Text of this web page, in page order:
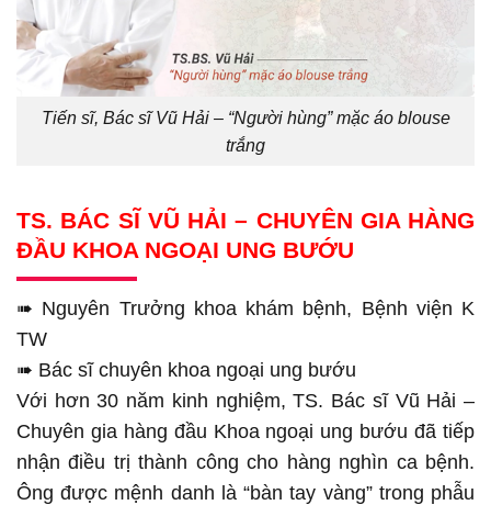
Tiến sĩ, Bác sĩ Vũ Hải – “Người hùng” mặc áo blouse
trắng
TS. BÁC SĨ VŨ HẢI – CHUYÊN GIA HÀNG
ĐẦU KHOA NGOẠI UNG BƯỚU
➠ Nguyên Trưởng khoa khám bệnh, Bệnh viện K
TW
➠ Bác sĩ chuyên khoa ngoại ung bướu
Với hơn 30 năm kinh nghiệm, TS. Bác sĩ Vũ Hải –
Chuyên gia hàng đầu Khoa ngoại ung bướu đã tiếp
nhận điều trị thành công cho hàng nghìn ca bệnh.
Ông được mệnh danh là “bàn tay vàng” trong phẫu